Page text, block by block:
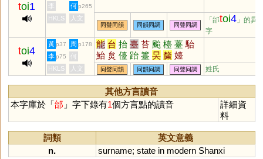
toi1 李 何 p265
HKLS 人文
同聲同韻 同韻同調 同聲同調
「邰toi4 」的異
字
toi4
黃 p37 周 p178 能 台 抬 臺 苔 颱 檯 薹 駘
鮐 炱 儓 跆 籉 旲 斄 嬯
李 p75
何
HKLS
人文 同聲同韻 同韻同調 同聲同調 姓氏
其他方言讀音
本字庫於「邰 」字下錄有1個方言點的讀音
詳細資
料
詞類
英文意義
n.
surname; state in modern Shanxi